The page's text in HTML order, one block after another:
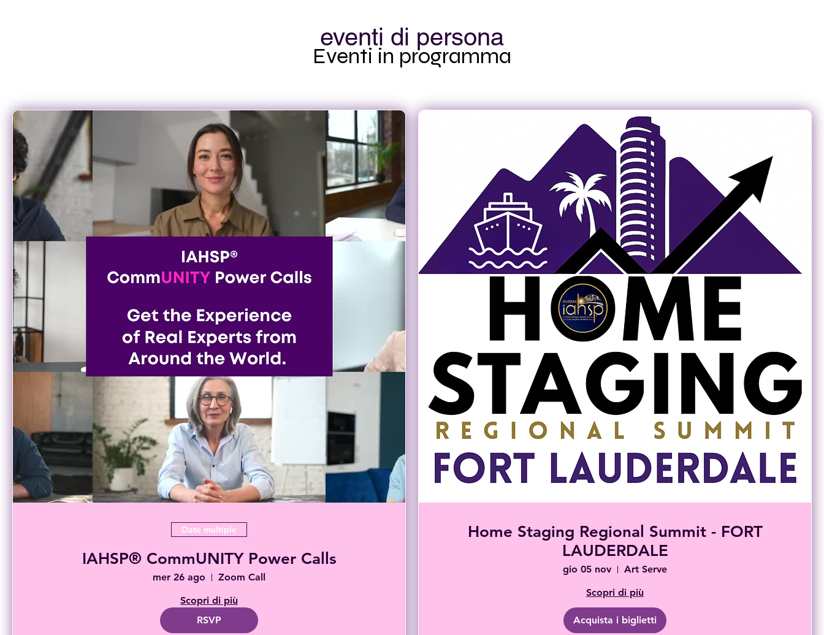
eventi di persona
Eventi in programma
Date multiple
IAHSP® CommUNITY Power Calls
mer 26 ago
Zoom Call
Scopri di più
RSVP
Home Staging Regional Summit - FORT
LAUDERDALE
gio 05 nov
Art Serve
Scopri di più
Acquista i biglietti